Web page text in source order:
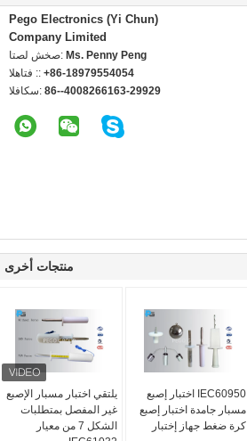
Pego Electronics (Yi Chun)
Company Limited
اتصل شخص: Ms. Penny Peng
الهاتف :: +86-18979554054
الفاكس: 86--4008266163-29929
منتجات أخرى
يلتقي اختبار مسبار الإصبع
غير المفصل بمتطلبات
الشكل 7 من معيار
IEC60950 اختبار إصبع
مسبار جامدة اختبار إصبع
كرة ضغط جهاز إختبار